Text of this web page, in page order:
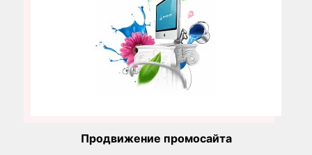
Продвижение промосайта